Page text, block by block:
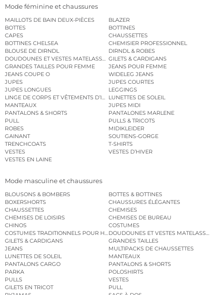
Mode féminine et chaussures
MAILLOTS DE BAIN DEUX-PIÈCES
BLAZER
BOTTES
BOTTINES
CAPES
CHAUSSETTES
BOTTINES CHELSEA
CHEMISIER PROFESSIONNEL
BLOUSE DE DIRNDL
DIRNDL & ROBES
DOUDOUNES ET VESTES MATELASSÉESGILETS & CARDIGANS
GRANDES TAILLES POUR FEMME
JEANS POUR FEMME
JEANS COUPE O
WIDELEG JEANS
JUPES
JUPES COURTES
JUPES LONGUES
LEGGINGS
LINGE DE CORPS ET VÊTEMENTS D’INTÉRIEURLUNETTES DE SOLEIL
MANTEAUX
JUPES MIDI
PANTALONS & SHORTS
PANTALONES MARLENE
PULL
PULLS & TRICOTS
ROBES
MIDIKLEIDER
GAINANT
SOUTIENS-GORGE
TRENCHCOATS
T-SHIRTS
VESTES
VESTES D’HIVER
VESTES EN LAINE
Mode masculine et chaussures
BLOUSONS & BOMBERS
BOTTES & BOTTINES
BOXERSHORTS
CHAUSSURES ÉLÉGANTES
CHAUSSETTES
CHEMISES
CHEMISES DE LOISIRS
CHEMISES DE BUREAU
CHINOS
COSTUMES
COSTUMES TRADITIONNELS POUR HOMMEDOUDOUNES ET VESTES MATELASSÉES
GILETS & CARDIGANS
GRANDES TAILLES
JEANS
MULTIPACKS DE CHAUSSETTES
LUNETTES DE SOLEIL
MANTEAUX
PANTALONS CARGO
PANTALONS & SHORTS
PARKA
POLOSHIRTS
PULLS
VESTES
GILETS EN TRICOT
PULL